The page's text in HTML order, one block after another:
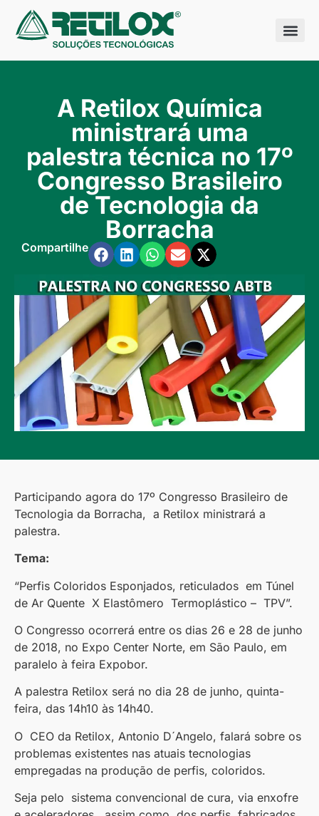
A Retilox Química
ministrará uma
palestra técnica no 17º
Congresso Brasileiro
de Tecnologia da
Borracha
Compartilhe
Participando agora do 17º Congresso Brasileiro de
Tecnologia da Borracha, a Retilox ministrará a
palestra.
Tema:
“Perfis Coloridos Esponjados, reticulados em Túnel
de Ar Quente X Elastômero Termoplástico – TPV”.
O Congresso ocorrerá entre os dias 26 e 28 de junho
de 2018, no Expo Center Norte, em São Paulo, em
paralelo à feira Expobor.
A palestra Retilox será no dia 28 de junho, quinta-
feira, das 14h10 às 14h40.
O CEO da Retilox, Antonio D´Angelo, falará sobre os
problemas existentes nas atuais tecnologias
empregadas na produção de perfis, coloridos.
Seja pelo sistema convencional de cura, via enxofre